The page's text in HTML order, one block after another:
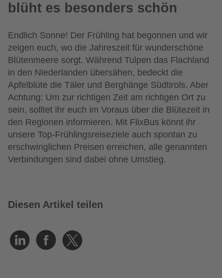
blüht es besonders schön
Endlich Sonne! Der Frühling hat begonnen und wir
zeigen euch, wo die Jahreszeit für wunderschöne
Bl ütenmeere sorgt. Während Tulpen das Flachland
in den Niederlanden übersähen, bedeckt die
Apfelblüte die Täler und Berg hänge Südtirols. Aber
Achtung: Um zur richtigen Zeit am richtigen Ort zu
sein, solltet ihr euch im Voraus über die Blütezeit in
den Regionen informieren. Mit FlixBus könnt ihr
unsere Top-Frühlingsreiseziele auch spontan zu
erschwinglichen Preisen erreichen, alle genannten
Verbindungen sind dabei ohne Umstieg.
Diesen Artikel teilen